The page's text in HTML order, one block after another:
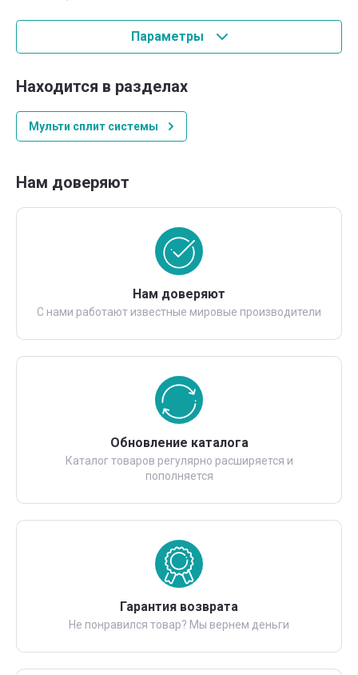
Параметры
Находится в разделах
Мульти сплит системы
Нам доверяют
Нам доверяют
С нами работают известные мировые производители
Обновление каталога
Каталог товаров регулярно расширяется и
пополняется
Гарантия возврата
Не понравился товар? Мы вернем деньги